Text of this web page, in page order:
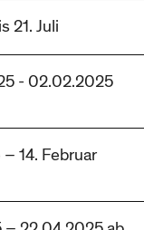
21. Juli
- 02.02.2025
14. Februar